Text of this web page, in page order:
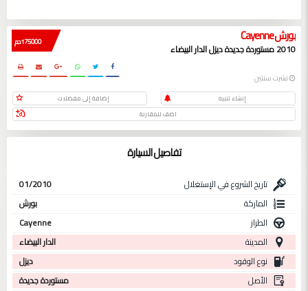
175000 دم بورش Cayenne
2010 مستوردة جديدة ديزل الدار البيضاء
نشرت سنتين
إنشاء تنبيه
إضافة إلى مفضلات
اضف للمقارنة
تفاصيل السيارة
تاريخ الشروع في الإستغلال
01/2010
الماركة
بورش
الطراز
Cayenne
المدينة
الدار البيضاء
نوع الوقود
ديزل
الأصل
مستوردة جديدة